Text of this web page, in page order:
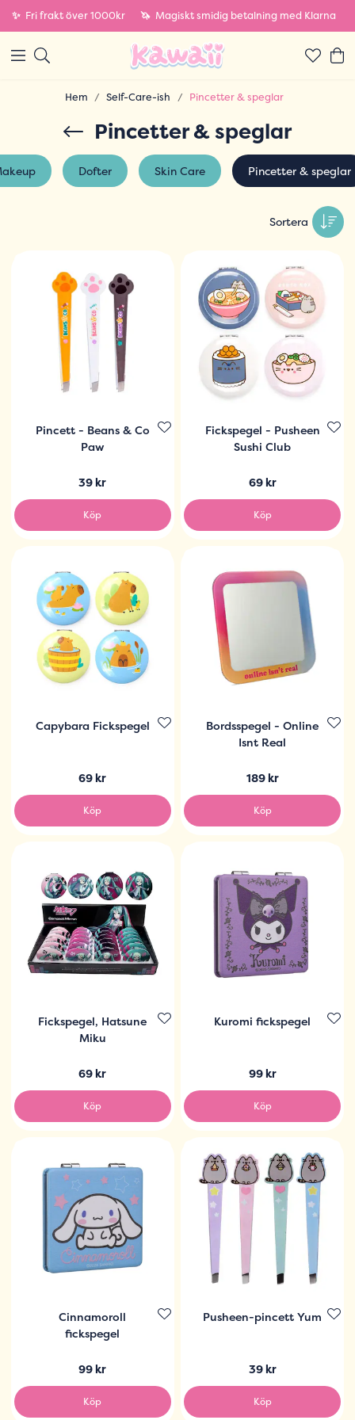
✨ Fri frakt över 1000kr 🦄 Magiskt smidig betalning med Klarna
Hem Self-Care-ish Pincetter & speglar
Pincetter & speglar
Dofter Skin Care Pincetter & speglar
Sortera
Pincett - Beans & Co
Paw
39 kr
Köp
Fickspegel - Pusheen
Sushi Club
69 kr
Köp
Capybara Fickspegel
69 kr
Köp
Bordsspegel - Online
Isnt Real
189 kr
Köp
Fickspegel, Hatsune
Miku
69 kr
Köp
Kuromi fickspegel
99 kr
Köp
Cinnamoroll
fickspegel
99 kr
Köp
Pusheen-pincett Yum
39 kr
Köp